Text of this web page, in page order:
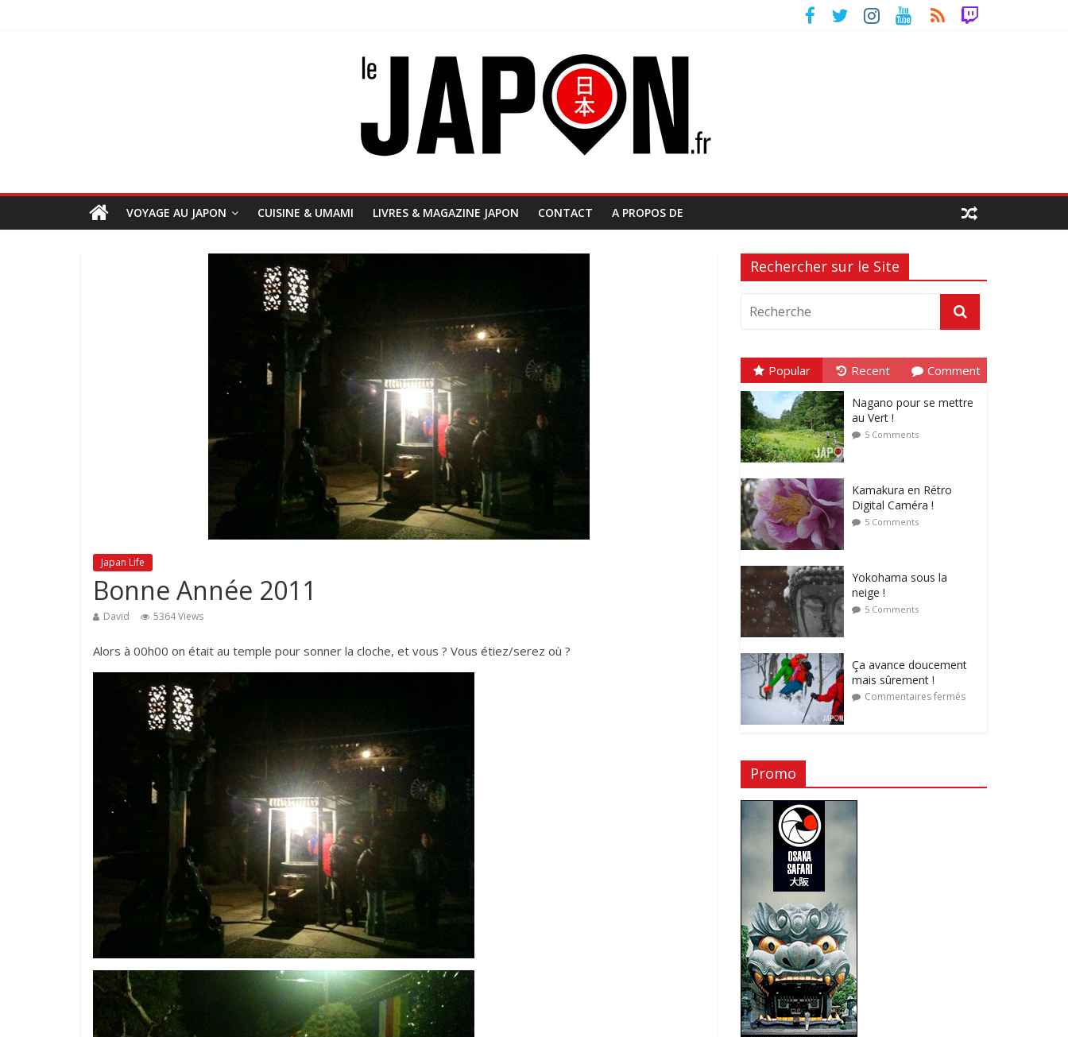
VOYAGE AU JAPON CUISINE & UMAMI LIVRES & MAGAZINE JAPON CONTACT A PROPOS DE
Japan Life
Bonne Année 2011
David 5364 Views
Alors à 00h00 on était au temple pour sonner la cloche, et vous ? Vous étiez/serez où ?
Rechercher sur le Site
Popular Recent Comment
Nagano pour se mettre
au Vert !
5 Comments
Kamakura en Rétro
Digital Caméra !
5 Comments
Yokohama sous la
neige !
5 Comments
Ça avance doucement
mais sûrement !
Commentaires fermés
Promo